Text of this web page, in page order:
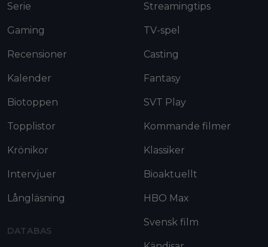
Serie
Gaming
Recensioner
Kalender
Biotoppen
Topplistor
Krönikor
Intervjuer
Långläsning
DATABAS
Streamingtips
TV-spel
Casting
Fantasy
SVT Play
Kommande filmer
Klassiker
Bioaktuellt
HBO Max
Svensk film